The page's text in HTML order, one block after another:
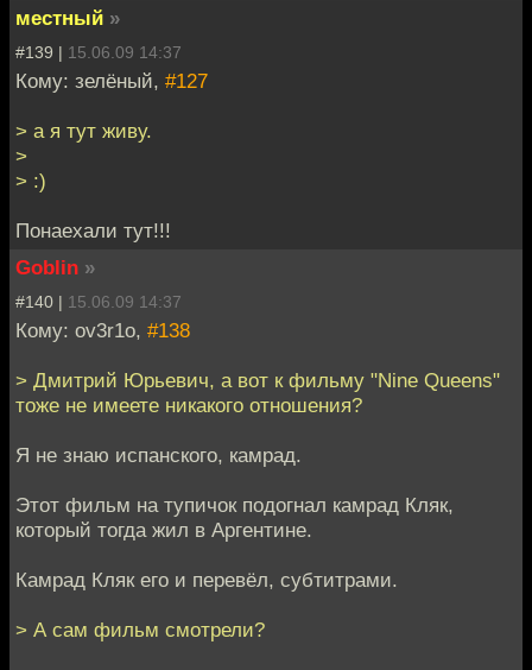
местный »
#139 | 15.06.09 14:37
Кому: зелёный, #127
> а я тут живу.
>
> :)
Понаехали тут!!!
Goblin »
#140 | 15.06.09 14:37
Кому: ov3r1o, #138
> Дмитрий Юрьевич, а вот к фильму "Nine Queens"
тоже не имеете никакого отношения?
Я не знаю испанского, камрад.
Этот фильм на тупичок подогнал камрад Кляк,
который тогда жил в Аргентине.
Камрад Кляк его и перевёл, субтитрами.
> А сам фильм смотрели?